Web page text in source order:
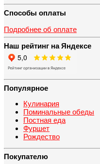
Способы оплаты
Подробнее об оплате
Наш рейтинг на Яндексе
Популярное
Кулинария
Поминальные обеды
Постная еда
Фуршет
Рождество
Покупателю